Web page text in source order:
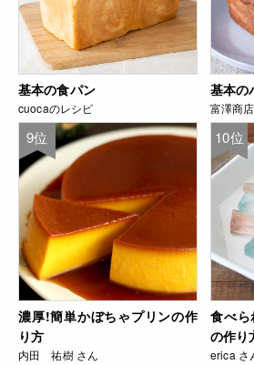
基本の食パン
cuocaのレシピ
基本の
富澤商店
9位
濃厚!簡単かぼちゃプリンの作
り方
内田 祐樹 さん
10位
食べ
の作り
erica さ